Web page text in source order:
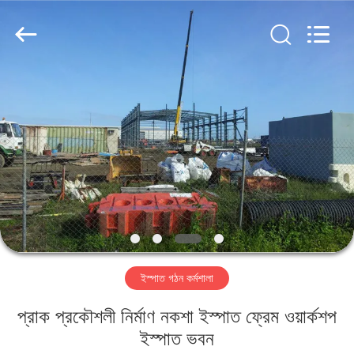
পণ্য
ভিডিও
ভিআর
শো
আমাদের
Qingdao
ইস্পাত গঠন কর্মশালা
প্রাক প্রকৌশলী নির্মাণ নকশা ইস্পাত ফ্রেম ওয়ার্কশপ
ইস্পাত ভবন